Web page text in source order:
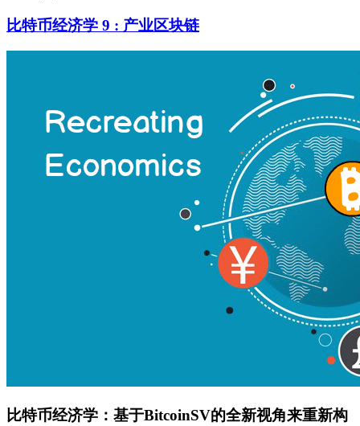
比特币经济学 9 : 产业区块链
比特币经济学：基于BitcoinSV的全新视角来重新构